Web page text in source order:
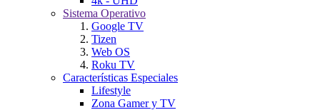
Sistema Operativo
Google TV
Tizen
Web OS
Roku TV
Características Especiales
Lifestyle
Zona Gamer y TV